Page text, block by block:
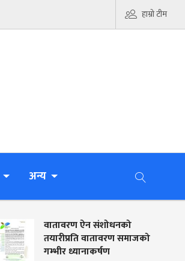
हाम्रो टीम
अन्य
वातावरण ऐन संशोधनको
तयारीप्रति वातावरण समाजको
गम्भीर ध्यानाकर्षण